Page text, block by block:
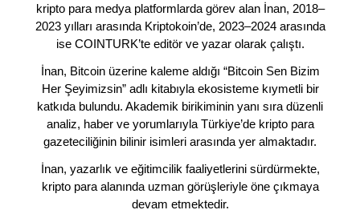
kripto para medya platformlarda görev alan İnan, 2018–
2023 yılları arasında Kriptokoin’de, 2023–2024 arasında
ise COINTURK’te editör ve yazar olarak çalıştı.
İnan, Bitcoin üzerine kaleme aldığı “Bitcoin Sen Bizim
Her Şeyimizsin” adlı kitabıyla ekosisteme kıymetli bir
katkıda bulundu. Akademik birikiminin yanı sıra düzenli
analiz, haber ve yorumlarıyla Türkiye’de kripto para
gazeteciliğinin bilinir isimleri arasında yer almaktadır.
İnan, yazarlık ve eğitimcilik faaliyetlerini sürdürmekte,
kripto para alanında uzman görüşleriyle öne çıkmaya
devam etmektedir.